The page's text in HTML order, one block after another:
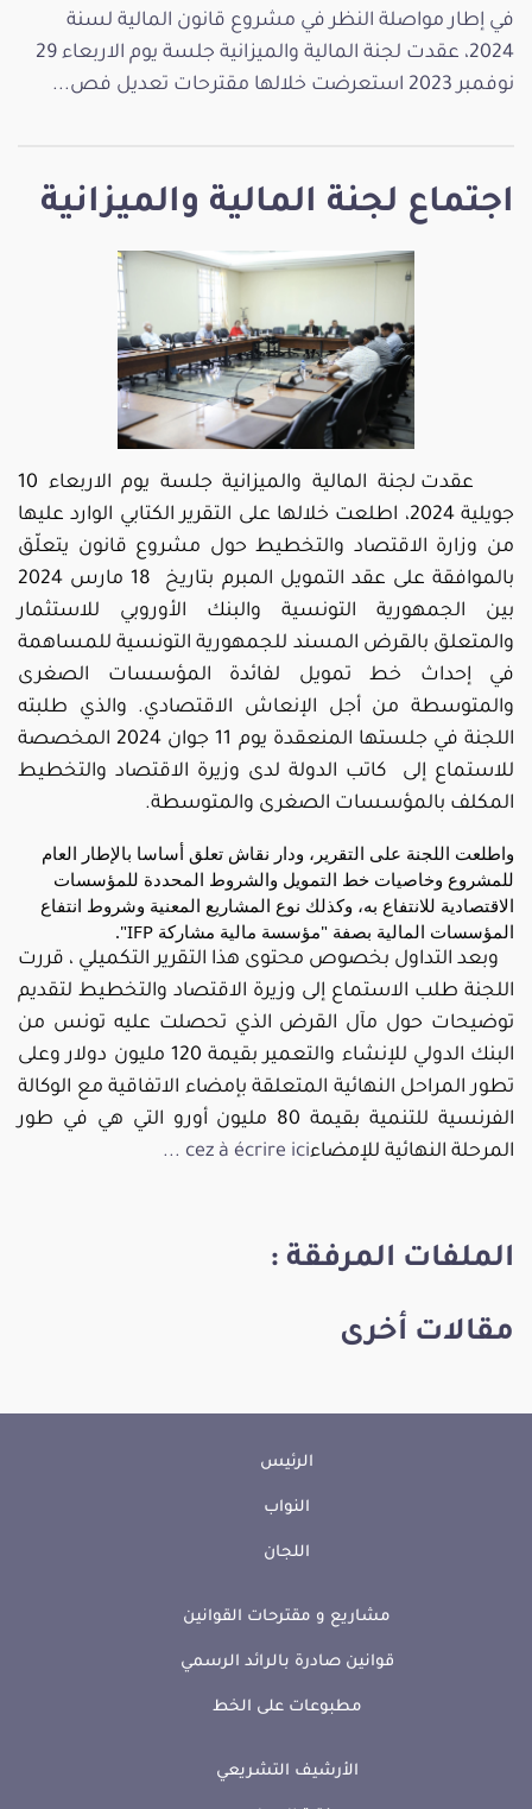
اجتماع لجنة المالية والميزانية
اللجنة في جلستها المنعقدة يوم 11 جوان 2024
المكلف بالمؤسسات الصغرى والمتوسطة.
المؤسسات المالية بصفة "مؤسسة مالية مشاركة IFP".
المرحلة النهائية للإمضاءcez à écrire ici ...
الملفات المرفقة :
مقالات أخرى
في إطار مواصلة النظر في مشروع قانون المالية لسنة
2024، عقدت لجنة المالية والميزانية جلسة يوم الاربعاء 29
نوفمبر 2023 استعرضت خلالها مقترحات تعديل فص...
الرئيس
النواب
اللجان
مشاريع و مقترحات القوانين
قوانين صادرة بالرائد الرسمي
مطبوعات على الخط
الأرشيف التشريعي